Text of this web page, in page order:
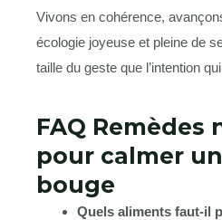
Vivons en cohérence,
écologie joyeuse et pleine de
taille du geste que l’intention
FAQ Remèdes
pour calmer
bouge
Quels aliments faut-il